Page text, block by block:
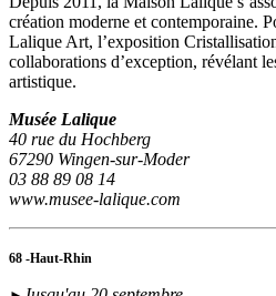
création moderne et contemporaine.
Lalique Art, l’exposition
collaborations d’exception, révélant
artistique.
Musée Lalique
40 rue du Hochberg
67290 Wingen-sur-Moder
03 88 89 08 14
www.musee-lalique.com
68 -Haut-Rhin